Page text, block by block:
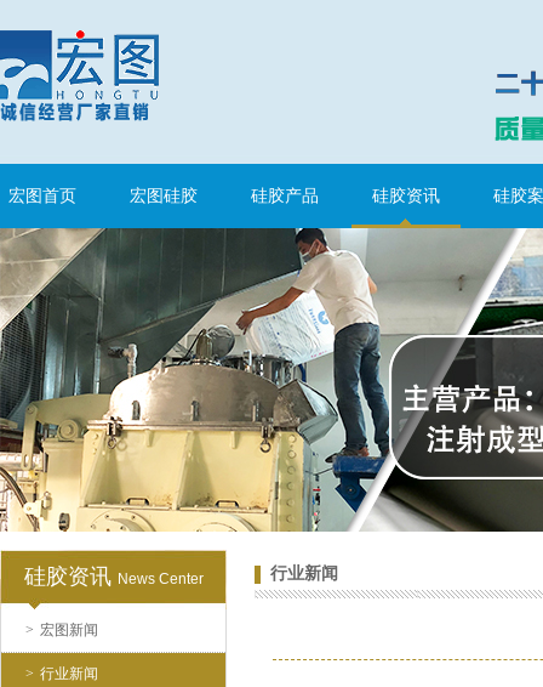
宏图首页 宏图硅胶 硅胶产品 硅胶资讯 硅胶
硅胶资讯 News Center
> 宏图新闻
> 行业新闻
水泥地暖模块模具硅胶
行业新闻